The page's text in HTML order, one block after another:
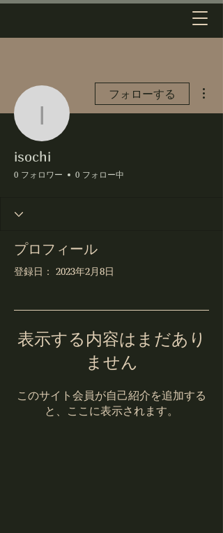
isochi
フォローする
isochi
0 フォロワー 0 フォロー中
プロフィール
登録日： 2023年2月8日
表示する内容はまだあり
ません
このサイト会員が自己紹介を追加する
と、ここに表示されます。